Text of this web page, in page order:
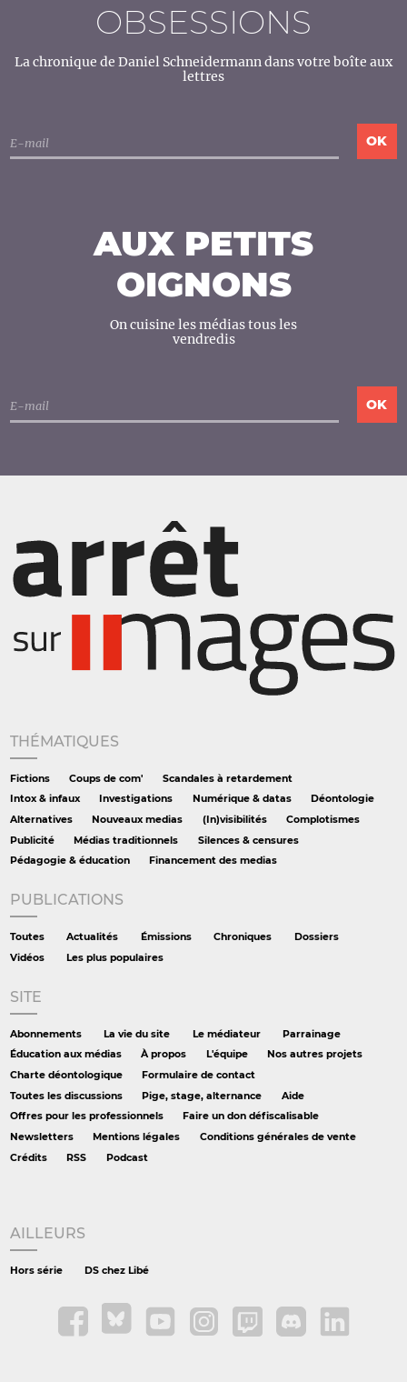
OBSESSIONS
La chronique de Daniel Schneidermann dans votre boîte aux
lettres
AUX PETITS
OIGNONS
On cuisine les médias tous les
vendredis
THÉMATIQUES
Fictions Coups de com'
Scandales à retardement
Intox & infaux
Investigations Numérique & datas
Déontologie
Alternatives
Nouveaux medias (In)visibilités
Complotismes
Publicité
Médias traditionnels
Silences & censures
Pédagogie & éducation
Financement des medias
PUBLICATIONS
Toutes Actualités Émissions Chroniques
Dossiers
Vidéos
Les plus populaires
SITE
Abonnements La vie du site Le médiateur
Parrainage
Éducation aux médias
À propos L'équipe
Nos autres projets
Charte déontologique
Formulaire de contact
Toutes les discussions
Pige, stage, alternance
Aide
Offres pour les professionnels
Faire un don défiscalisable
Newsletters
Mentions légales
Conditions générales de vente
Crédits
RSS Podcast
AILLEURS
Hors série DS chez Libé